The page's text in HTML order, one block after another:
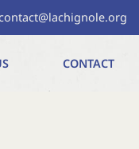
CONTACT